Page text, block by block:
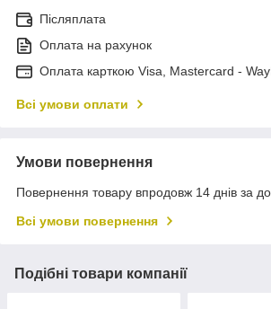
Післяплата
Оплата на рахунок
Оплата карткою Visa, Mastercard -
Всі умови оплати
Умови повернення
Повернення товару впродовж 14 днів за
Всі умови повернення
Подібні товари компанії